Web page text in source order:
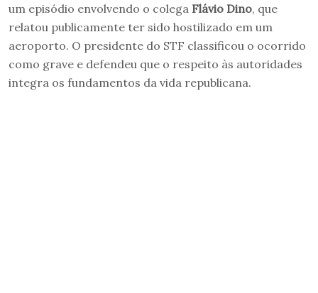
um episódio envolvendo o colega Flávio Dino, que
relatou publicamente ter sido hostilizado em um
aeroporto. O presidente do STF classificou o ocorrido
como grave e defendeu que o respeito às autoridades
integra os fundamentos da vida republicana.